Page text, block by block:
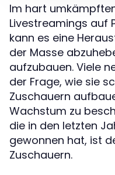
Im hart
Livestreamings auf
kann es eine
der Masse
aufzubauen. Viele
der Frage, wie sie
Zuschauern
Wachstum zu
die in den letzten
gewonnen hat, ist
Zuschauern.